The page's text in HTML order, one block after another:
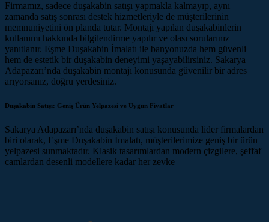
Firmamız, sadece duşakabin satışı yapmakla kalmayıp, aynı
zamanda satış sonrası destek hizmetleriyle de müşterilerinin
memnuniyetini ön planda tutar. Montajı yapılan duşakabinlerin
kullanımı hakkında bilgilendirme yapılır ve olası sorularınız
yanıtlanır. Eşme Duşakabin İmalatı ile banyonuzda hem güvenli
hem de estetik bir duşakabin deneyimi yaşayabilirsiniz. Sakarya
Adapazarı’nda duşakabin montajı konusunda güvenilir bir adres
arıyorsanız, doğru yerdesiniz.
Duşakabin Satışı: Geniş Ürün Yelpazesi ve Uygun Fiyatlar
Sakarya Adapazarı’nda duşakabin satışı konusunda lider firmalardan
biri olarak, Eşme Duşakabin İmalatı, müşterilerimize geniş bir ürün
yelpazesi sunmaktadır. Klasik tasarımlardan modern çizgilere, şeffaf
camlardan desenli modellere kadar her zevke